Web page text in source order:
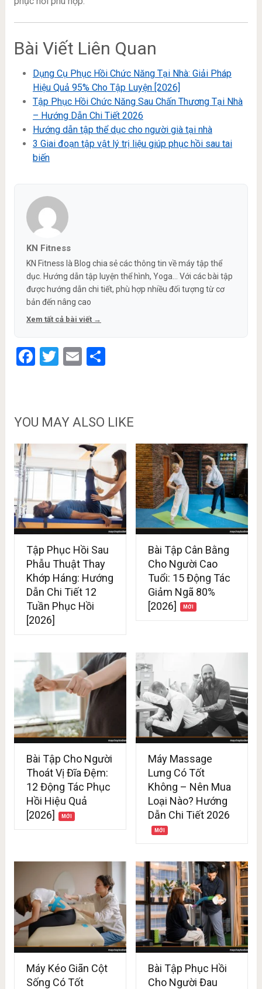
Bài Viết Liên Quan
Dụng Cụ Phục Hồi Chức Năng Tại Nhà: Giải Pháp
Hiệu Quả 95% Cho Tập Luyện [2026]
Tập Phục Hồi Chức Năng Sau Chấn Thương Tại Nhà
– Hướng Dẫn Chi Tiết 2026
Hướng dẫn tập thể dục cho người già tại nhà
3 Giai đoạn tập vật lý trị liệu giúp phục hồi sau tai
biến
KN Fitness
KN Fitness là Blog chia sẻ các thông tin về máy tập thể
dục. Hướng dẫn tập luyện thể hình, Yoga... Với các bài tập
được hướng dẫn chi tiết, phù hợp nhiều đối tượng từ cơ
bản đến nâng cao
Xem tất cả bài viết →
Facebook
Twitter
EmailShare
YOU MAY ALSO LIKE
Tập Phục Hồi Sau
Phẫu Thuật Thay
Khớp Háng: Hướng
Dẫn Chi Tiết 12
Tuần Phục Hồi
[2026]
Bài Tập Cân Bằng
Cho Người Cao
Tuổi: 15 Động Tác
Giảm Ngã 80%
[2026]
Bài Tập Cho Người
Thoát Vị Đĩa Đệm:
12 Động Tác Phục
Hồi Hiệu Quả
[2026]
Máy Massage
Lưng Có Tốt
Không – Nên Mua
Loại Nào? Hướng
Dẫn Chi Tiết 2026
Máy Kéo Giãn Cột
Sống Có Tốt
Bài Tập Phục Hồi
Cho Người Đau